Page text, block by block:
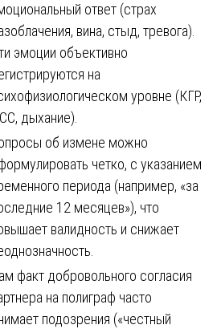
ответ (страх
вина, стыд, тревога).
эмоции объективно
на
уровне (КГР,
дыхание).
об измене можно
четко, с указанием
периода (например, «за
12 месяцев»), что
валидность и снижает
факт добровольного согласия
на полиграф часто
подозрения («честный